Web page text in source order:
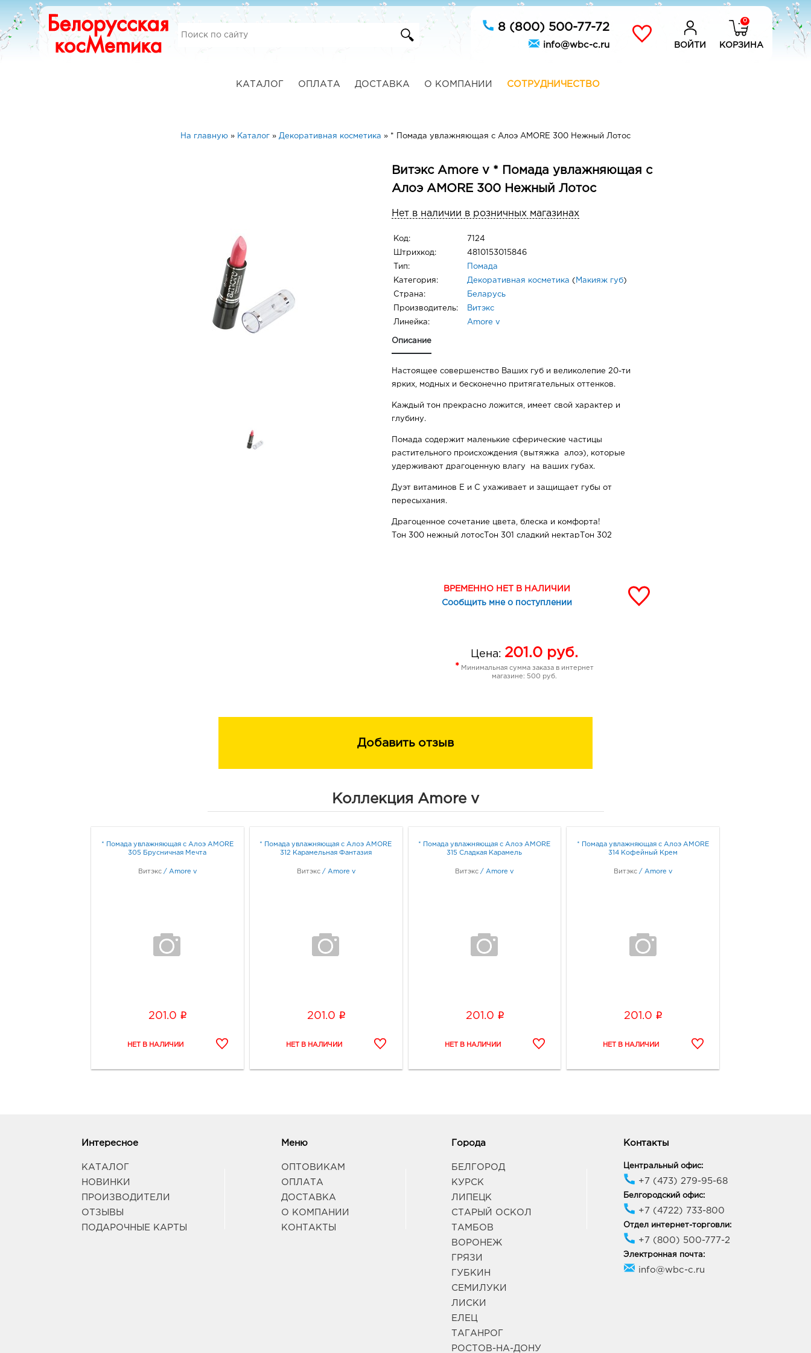
8 (800) 500-77-72
info@wbc-c.ru ВОЙТИ
0
КОРЗИНА
КАТАЛОГ ОПЛАТА ДОСТАВКА О КОМПАНИИ СОТРУДНИЧЕСТВО
На главную » Каталог » Декоративная косметика » * Помада увлажняющая с Алоэ AMORE 300 Нежный Лотос
Витэкс Amore v * Помада увлажняющая с
Алоэ AMORE 300 Нежный Лотос
Нет в наличии в розничных магазинах
Код: 7124
Штрихкод: 4810153015846
Тип: Помада
Категория: Декоративная косметика ( Макияж губ)
Страна: Беларусь
Производитель: Витэкс
Линейка: Amore v
Описание
Настоящее совершенство Ваших губ и великолепие 20-ти
ярких, модных и бесконечно притягательных оттенков.
Каждый тон прекрасно ложится, имеет свой характер и
глубину.
Помада содержит маленькие сферические частицы
растительного происхождения (вытяжка алоэ), которые
удерживают драгоценную влагу на ваших губах.
Дуэт витаминов Е и С ухаживает и защищает губы от
пересыхания.
Драгоценное сочетание цвета, блеска и комфорта!
Тон 300 нежный лотосТон 301 сладкий нектарТон 302
щербетТон 309 теплый бежТон 310 розовый бежТон 311
кремовая розаТон 312 карамельная фантазияТон 313
ВРЕМЕННО НЕТ В НАЛИЧИИ
Сообщить мне о поступлении
Цена: 201.0 руб.
* Минимальная сумма заказа в интернет
магазине: 500 руб.
Добавить отзыв
Коллекция Amore v
* Помада увлажняющая с Алоэ AMORE
305 Брусничная Мечта
Витэкс / Amore v
201.0 i
* Помада увлажняющая с Алоэ AMORE
312 Карамельная Фантазия
Витэкс / Amore v
201.0 i
* Помада увлажняющая с Алоэ AMORE
315 Сладкая Карамель
Витэкс / Amore v
201.0 i
* Помада увлажняющая с Алоэ AMORE
314 Кофейный Крем
Витэкс / Amore v
201.0 i
Интересное
КАТАЛОГ
НОВИНКИ
ПРОИЗВОДИТЕЛИ
ОТЗЫВЫ
ПОДАРОЧНЫЕ КАРТЫ
Меню
ОПТОВИКАМ
ОПЛАТА
ДОСТАВКА
О КОМПАНИИ
КОНТАКТЫ
Города
БЕЛГОРОД
КУРСК
ЛИПЕЦК
СТАРЫЙ ОСКОЛ
ТАМБОВ
ВОРОНЕЖ
ГРЯЗИ
ГУБКИН
СЕМИЛУКИ
ЛИСКИ
ЕЛЕЦ
ТАГАНРОГ
РОСТОВ-НА-ДОНУ
Контакты
Центральный офис:
+7 (473) 279-95-68
Белгородский офис:
+7 (4722) 733-800
Отдел интернет-торговли:
+7 (800) 500-777-2
Электронная почта:
info@wbc-c.ru